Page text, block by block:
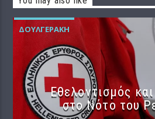
ΔΟΥΛΓΕΡΆΚΗ
Εθελοντισμός
στο Νότο του